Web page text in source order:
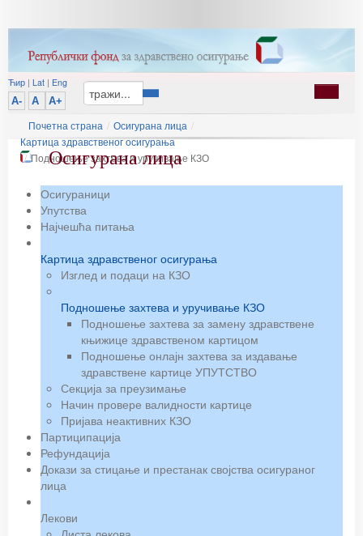
Ћир | Lat | Eng
A-
A A+
Почетна страна / Осигурана лица /
Картица здравственог осигурања
/ Подношење захтева и уручивање КЗО
Осигурана лица
Осигураници
Упутства
Најчешћа питања
Картица здравственог осигурања
Изглед и подаци на КЗО
Подношење захтева и уручивање КЗО
Подношење захтева за замену здравствене
књижице здравственом картицом
Подношење онлајн захтева за издавање
здравствене картице УПУТСТВО
Секција за преузимање
Начин провере валидности картице
Пријава неактивних КЗО
Партиципација
Рефундација
Докази за стицање и престанак својства осигураног
лица
Лекови